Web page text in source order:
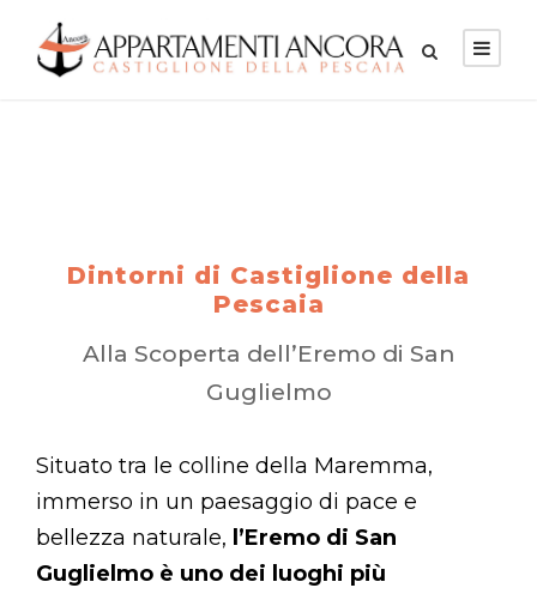
Dintorni di Castiglione della
Pescaia
Alla Scoperta dell’Eremo di San
Guglielmo
Situato tra le colline della Maremma,
immerso in un paesaggio di pace e
bellezza naturale, l’Eremo di San
Guglielmo è uno dei luoghi più